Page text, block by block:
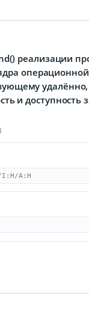
реализации
удалённо,
и
I:H/A:H